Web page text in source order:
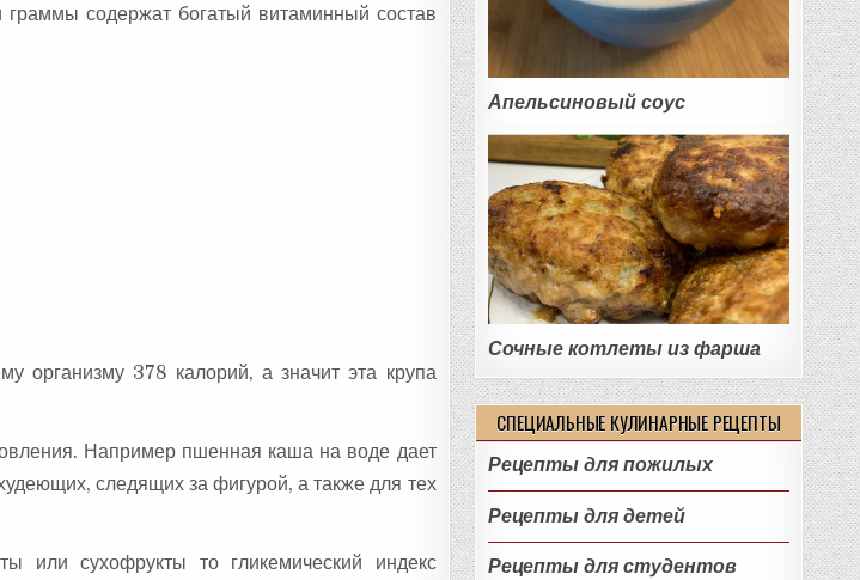
содержат богатый витаминный состав
организму 378 калорий, а значит эта крупа
Например пшенная каша на воде дает
следящих за фигурой, а также для тех
или сухофрукты то гликемический индекс
Апельсиновый соус
Сочные котлеты из фарша
СПЕЦИАЛЬНЫЕ КУЛИНАРНЫЕ РЕЦЕПТЫ
Рецепты для пожилых
Рецепты для детей
Рецепты для студентов